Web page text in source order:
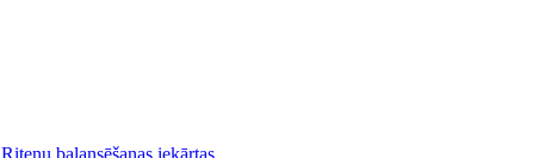
Riteņu balansēšanas iekārtas